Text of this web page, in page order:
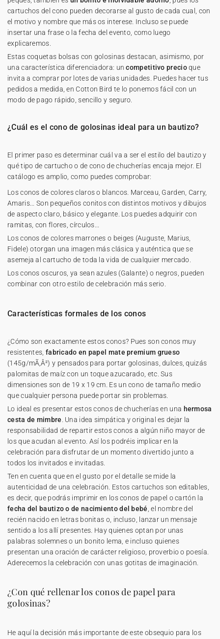
cartuchos del cono pueden decorarse al gusto de cada cual, con
el motivo y nombre que más os interese. Incluso se puede
insertar una frase o la fecha del evento, como luego
explicaremos.
Estas coquetas bolsas con golosinas destacan, asimismo, por
una característica diferenciadora: uncompetitivo precioque
invita a comprar por lotes de varias unidades. Puedes hacer tus
pedidos a medida, en Cotton Bird te lo ponemos fácil con un
modo de pago rápido, sencillo y seguro.
¿Cuál es el cono de golosinas ideal para un bautizo?
El primer paso es determinar cuál va a ser el estilo del bautizo y
qué tipo de cartucho o de cono de chucherías encaja mejor. El
catálogo es amplio, como puedes comprobar:
Los conos de colores claros o blancos. Marceau, Garden, Carry,
Amaris... Son pequeños conitos con distintos motivos y dibujos
de aspecto claro, básico y elegante. Los puedes adquirir con
ramitas, con flores, círculos...
Los conos de colores marrones o beiges (Auguste, Marius,
Fidele) otorgan una imagen más clásica y auténtica que se
asemeja al cartucho de toda la vida de cualquier mercado.
Los conos oscuros, ya sean azules (Galante) o negros, pueden
combinar con otro estilo de celebración más serio.
Características formales de los conos
¿Cómo son exactamente estos conos? Pues son conos muy
resistentes, fabricado en papel mate premium grueso
(145g/mÃ‚Â²) y pensados para portar golosinas, dulces, quizás
palomitas de maíz con un toque azucarado, etc. Sus
dimensiones son de 19 x 19 cm. Es un cono de tamaño medio
que cualquier persona puede portar sin problemas.
Lo ideal es presentar estos conos de chucherías en una hermosa
cesta de mimbre . Una idea simpática y original es dejar la
responsabilidad de repartir estos conos a algún niño mayor de
los que acudan al evento. Así los podréis implicar en la
celebración para disfrutar de un momento divertido junto a
todos los invitados e invitadas.
Ten en cuenta que en el gusto por el detalle se mide la
autenticidad de una celebración. Estos cartuchos son editables,
es decir, que podrás imprimir en los conos de papel o cartón la
fecha del bautizo o de nacimiento del bebé , el nombre del
recién nacido en letras bonitas o, incluso, lanzar un mensaje
sentido a los allí presentes. Hay quienes optan por unas
palabras solemnes o un bonito lema, e incluso quienes
presentan una oración de carácter religioso, proverbio o poesía.
Aderecemos la celebración con unas gotitas de imaginación.
¿Con qué rellenar los conos de papel para
golosinas?
He aquí la decisión más importante de este obsequio para los